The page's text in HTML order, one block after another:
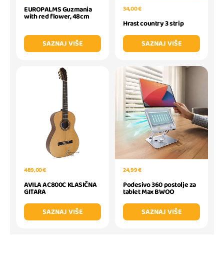
EUROPALMS Guzmania
with red flower, 48cm
SAZNAJ VIŠE
34,00 €
Hrast country 3 strip
SAZNAJ VIŠE
489,00 €
AVILA AC800C KLASIČNA
GITARA
SAZNAJ VIŠE
24,99 €
Podesivo 360 postolje za
tablet Max BWOO
SAZNAJ VIŠE